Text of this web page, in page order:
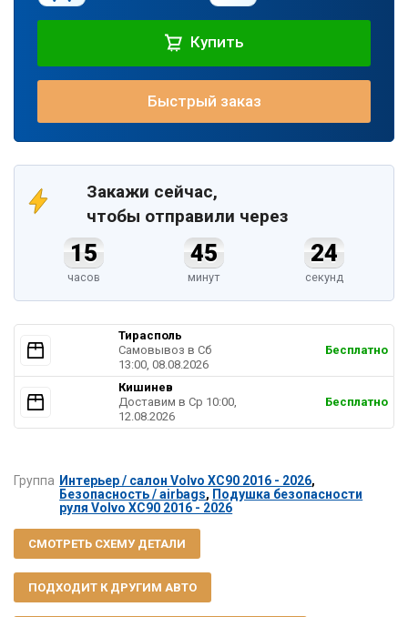
Купить
Быстрый заказ
Закажи сейчас,
чтобы отправили через
15
часов
45
минут
23
секунд
Тирасполь
Самовывоз в Cб
13:00, 08.08.2026
Бесплатно
Кишинев
Доставим в Ср 10:00,
12.08.2026
Бесплатно
Группа Интерьер / салон Volvo XC90 2016 - 2026,
Безопасность / airbags, Подушка безопасности
руля Volvo XC90 2016 - 2026
СМОТРЕТЬ СХЕМУ ДЕТАЛИ
ПОДХОДИТ К ДРУГИМ АВТО